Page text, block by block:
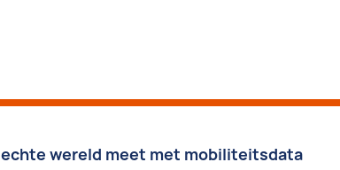
wereld meet met mobiliteitsdata